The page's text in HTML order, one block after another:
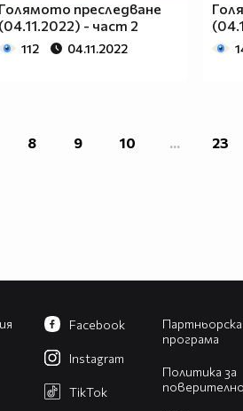
Голямото преследване
(04.11.2022) - част 2
112 04.11.2022
8 9 10 ... 23
Партньорска
програма
Политика за
Facebook
Instagram
TikTok